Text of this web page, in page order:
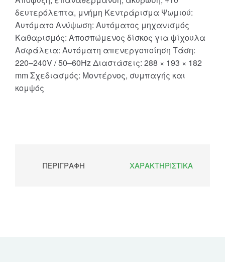
δευτερόλεπτα, μνήμη Κεντράρισμα Ψωμιού:
Αυτόματο Ανύψωση: Αυτόματος μηχανισμός
Καθαρισμός: Αποσπώμενος δίσκος για ψίχουλα
Ασφάλεια: Αυτόματη απενεργοποίηση Τάση:
220–240V / 50–60Hz Διαστάσεις: 288 × 193 × 182
mm Σχεδιασμός: Μοντέρνος, συμπαγής και
κομψός
ΠΕΡΙΓΡΑΦΉ ΧΑΡΑΚΤΗΡΙΣΤΙΚΆ